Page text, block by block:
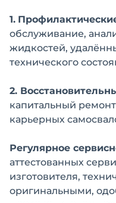
1.
обслуживание,
жидкостей,
технического
2.
капитальный ремонт
карьерных
Регулярное
аттестованных
изготовителя,
оригинальными,